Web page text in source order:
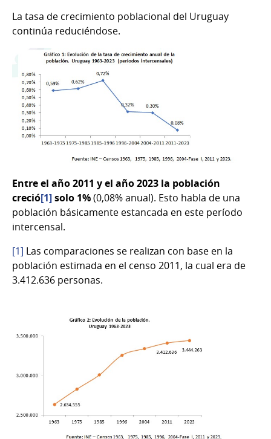
La tasa de crecimiento poblacional del Uruguay
continúa reduciéndose.
Entre el año 2011 y el año 2023 la población
creció[1]solo 1%(0,08% anual). Esto habla de una
población básicamente estancada en este período
intercensal.
[1] Las comparaciones se realizan con base en la
población estimada en el censo 2011, la cual era de
3.412.636 personas.